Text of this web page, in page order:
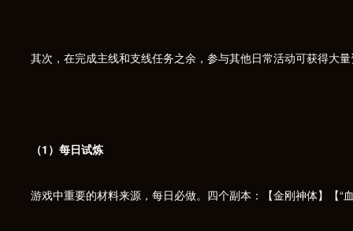
其次，在完成主线和支线任务之余，参与其他日常活动可获得大
（1）每日试炼
游戏中重要的材料来源，每日必做。四个副本：【金刚神体】【